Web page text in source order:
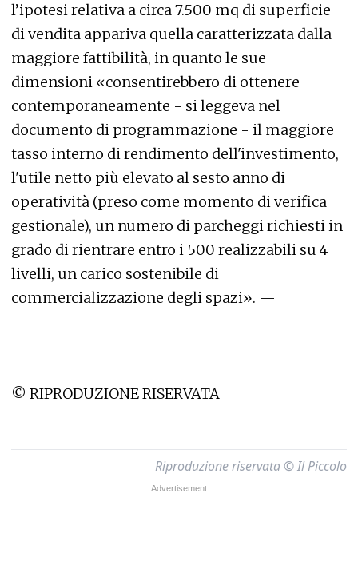
l’ipotesi relativa a circa 7.500 mq di superficie
di vendita appariva quella caratterizzata dalla
maggiore fattibilità, in quanto le sue
dimensioni «consentirebbero di ottenere
contemporaneamente - si leggeva nel
documento di programmazione - il maggiore
tasso interno di rendimento dell'investimento,
l'utile netto più elevato al sesto anno di
operatività (preso come momento di verifica
gestionale), un numero di parcheggi richiesti in
grado di rientrare entro i 500 realizzabili su 4
livelli, un carico sostenibile di
commercializzazione degli spazi». —
© RIPRODUZIONE RISERVATA
Riproduzione riservata © Il Piccolo